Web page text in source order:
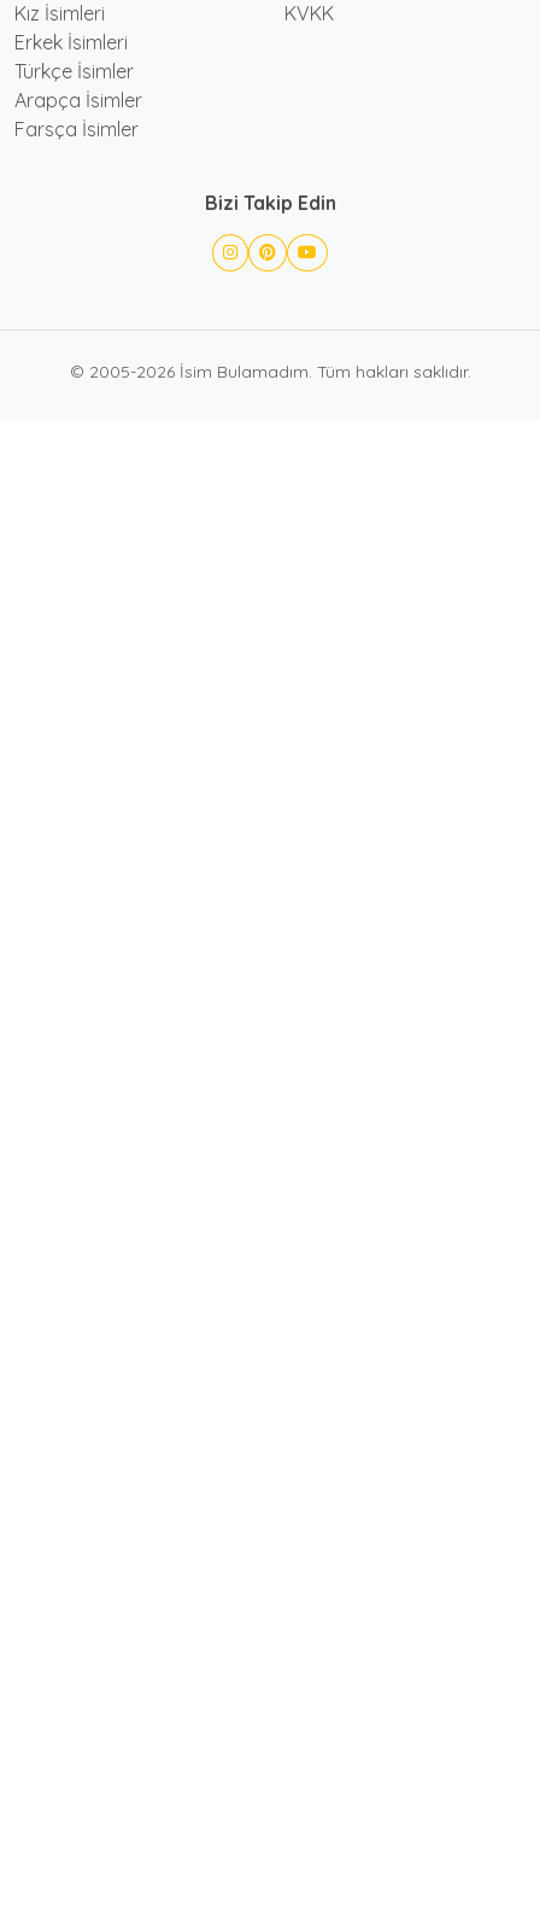
Kız İsimleri
Erkek İsimleri
Türkçe İsimler
Arapça İsimler
Farsça İsimler
KVKK
Bizi Takip Edin
© 2005-2026 İsim Bulamadım. Tüm hakları saklıdır.